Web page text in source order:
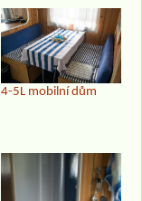
4-5L mobilní dům